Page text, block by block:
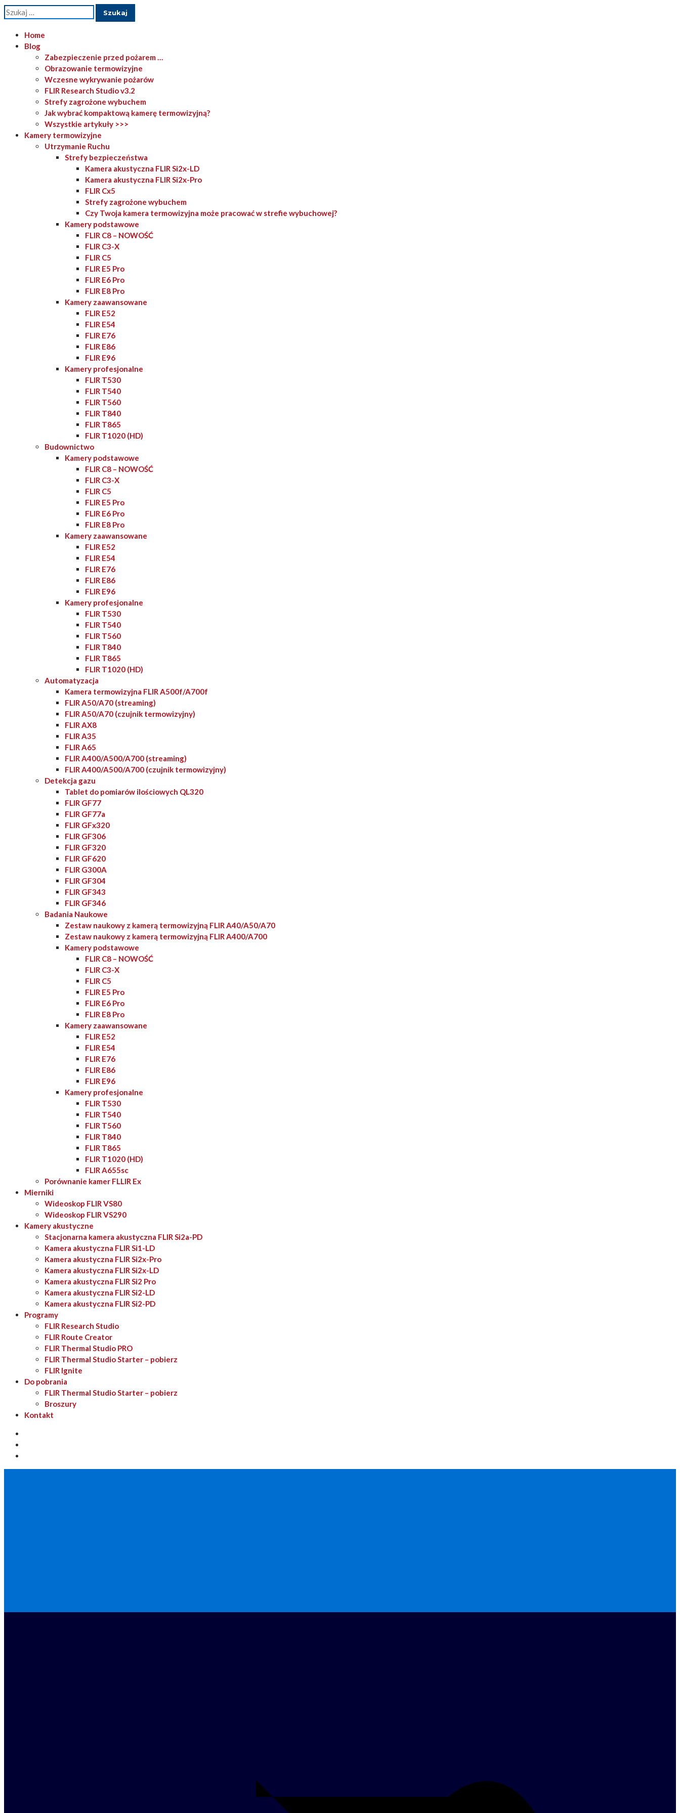
Szukaj:
Home
Blog
Zabezpieczenie przed pożarem …
Obrazowanie termowizyjne
Wczesne wykrywanie pożarów
FLIR Research Studio v3.2
Strefy zagrożone wybuchem
Jak wybrać kompaktową kamerę termowizyjną?
Wszystkie artykuły >>>
Kamery termowizyjne
Utrzymanie Ruchu
Strefy bezpieczeństwa
Kamera akustyczna FLIR Si2x-LD
Kamera akustyczna FLIR Si2x-Pro
FLIR Cx5
Strefy zagrożone wybuchem
Czy Twoja kamera termowizyjna może pracować w strefie wybuchowej?
Kamery podstawowe
FLIR C8 – NOWOŚĆ
FLIR C3-X
FLIR C5
FLIR E5 Pro
FLIR E6 Pro
FLIR E8 Pro
Kamery zaawansowane
FLIR E52
FLIR E54
FLIR E76
FLIR E86
FLIR E96
Kamery profesjonalne
FLIR T530
FLIR T540
FLIR T560
FLIR T840
FLIR T865
FLIR T1020 (HD)
Budownictwo
Kamery podstawowe
FLIR C8 – NOWOŚĆ
FLIR C3-X
FLIR C5
FLIR E5 Pro
FLIR E6 Pro
FLIR E8 Pro
Kamery zaawansowane
FLIR E52
FLIR E54
FLIR E76
FLIR E86
FLIR E96
Kamery profesjonalne
FLIR T530
FLIR T540
FLIR T560
FLIR T840
FLIR T865
FLIR T1020 (HD)
Automatyzacja
Kamera termowizyjna FLIR A500f/A700f
FLIR A50/A70 (streaming)
FLIR A50/A70 (czujnik termowizyjny)
FLIR AX8
FLIR A35
FLIR A65
FLIR A400/A500/A700 (streaming)
FLIR A400/A500/A700 (czujnik termowizyjny)
Detekcja gazu
Tablet do pomiarów ilościowych QL320
FLIR GF77
FLIR GF77a
FLIR GFx320
FLIR GF306
FLIR GF320
FLIR GF620
FLIR G300A
FLIR GF304
FLIR GF343
FLIR GF346
Badania Naukowe
Zestaw naukowy z kamerą termowizyjną FLIR A40/A50/A70
Zestaw naukowy z kamerą termowizyjną FLIR A400/A700
Kamery podstawowe
FLIR C8 – NOWOŚĆ
FLIR C3-X
FLIR C5
FLIR E5 Pro
FLIR E6 Pro
FLIR E8 Pro
Kamery zaawansowane
FLIR E52
FLIR E54
FLIR E76
FLIR E86
FLIR E96
Kamery profesjonalne
FLIR T530
FLIR T540
FLIR T560
FLIR T840
FLIR T865
FLIR T1020 (HD)
FLIR A655sc
Porównanie kamer FLLIR Ex
Mierniki
Wideoskop FLIR VS80
Wideoskop FLIR VS290
Kamery akustyczne
Stacjonarna kamera akustyczna FLIR Si2a-PD
Kamera akustyczna FLIR Si1-LD
Kamera akustyczna FLIR Si2x-Pro
Kamera akustyczna FLIR Si2x-LD
Kamera akustyczna FLIR Si2 Pro
Kamera akustyczna FLIR Si2-LD
Kamera akustyczna FLIR Si2-PD
Programy
FLIR Research Studio
FLIR Route Creator
FLIR Thermal Studio PRO
FLIR Thermal Studio Starter – pobierz
FLIR Ignite
Do pobrania
FLIR Thermal Studio Starter – pobierz
Broszury
Kontakt